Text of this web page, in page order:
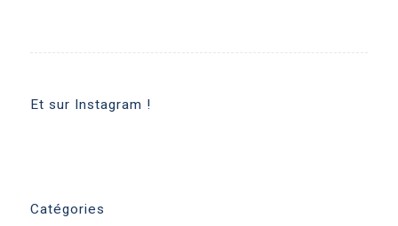
Et sur Instagram !
Catégories